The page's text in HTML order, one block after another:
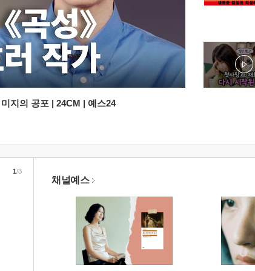
지의 공포 | 24CM | 예스24
1/3
채널예스